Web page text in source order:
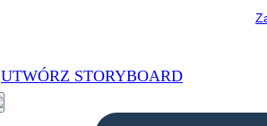
UTWÓRZ STORYBOARD